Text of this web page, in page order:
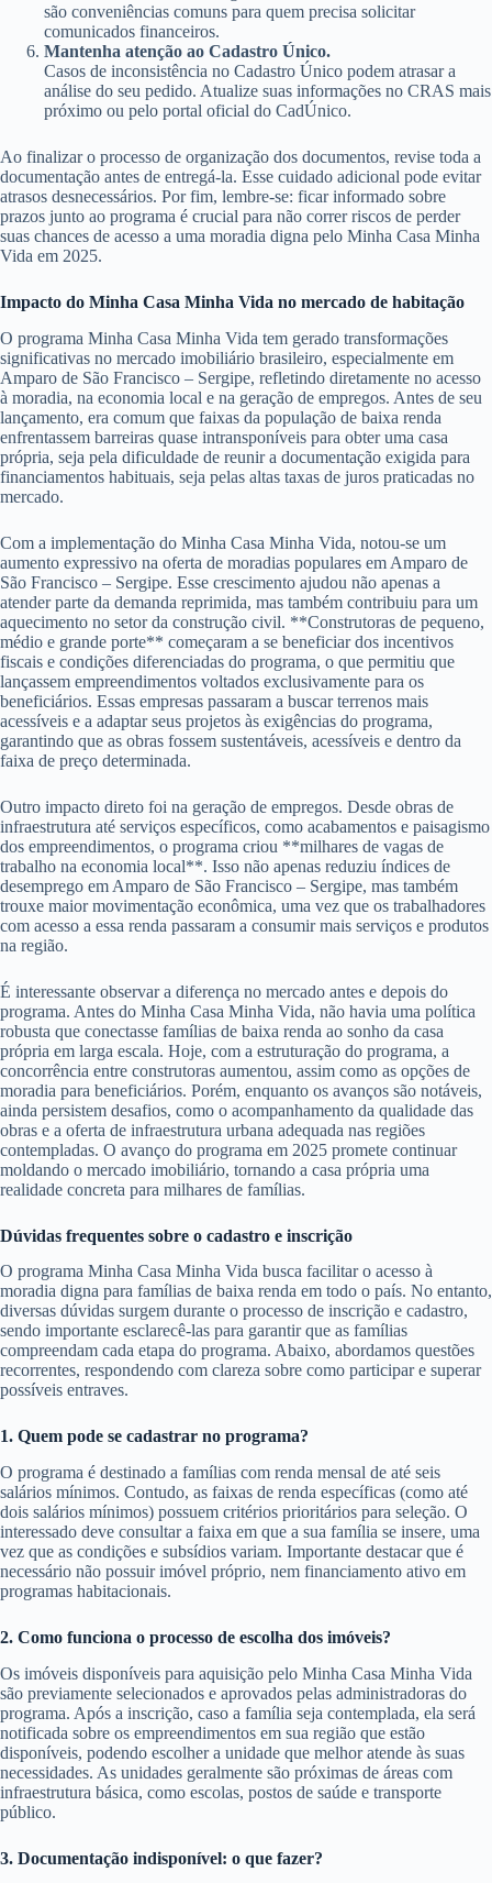
são conveniências comuns para quem precisa solicitar
comunicados financeiros.
Mantenha atenção ao Cadastro Único.
Casos de inconsistência no Cadastro Único podem atrasar a
análise do seu pedido. Atualize suas informações no CRAS mais
próximo ou pelo portal oficial do CadÚnico.
Ao finalizar o processo de organização dos documentos, revise toda a
documentação antes de entregá-la. Esse cuidado adicional pode evitar
atrasos desnecessários. Por fim, lembre-se: ficar informado sobre
prazos junto ao programa é crucial para não correr riscos de perder
suas chances de acesso a uma moradia digna pelo Minha Casa Minha
Vida em 2025.
Impacto do Minha Casa Minha Vida no mercado de habitação
O programa Minha Casa Minha Vida tem gerado transformações
significativas no mercado imobiliário brasileiro, especialmente em
Amparo de São Francisco – Sergipe, refletindo diretamente no acesso
à moradia, na economia local e na geração de empregos. Antes de seu
lançamento, era comum que faixas da população de baixa renda
enfrentassem barreiras quase intransponíveis para obter uma casa
própria, seja pela dificuldade de reunir a documentação exigida para
financiamentos habituais, seja pelas altas taxas de juros praticadas no
mercado.
Com a implementação do Minha Casa Minha Vida, notou-se um
aumento expressivo na oferta de moradias populares em Amparo de
São Francisco – Sergipe. Esse crescimento ajudou não apenas a
atender parte da demanda reprimida, mas também contribuiu para um
aquecimento no setor da construção civil. **Construtoras de pequeno,
médio e grande porte** começaram a se beneficiar dos incentivos
fiscais e condições diferenciadas do programa, o que permitiu que
lançassem empreendimentos voltados exclusivamente para os
beneficiários. Essas empresas passaram a buscar terrenos mais
acessíveis e a adaptar seus projetos às exigências do programa,
garantindo que as obras fossem sustentáveis, acessíveis e dentro da
faixa de preço determinada.
Outro impacto direto foi na geração de empregos. Desde obras de
infraestrutura até serviços específicos, como acabamentos e paisagismo
dos empreendimentos, o programa criou **milhares de vagas de
trabalho na economia local**. Isso não apenas reduziu índices de
desemprego em Amparo de São Francisco – Sergipe, mas também
trouxe maior movimentação econômica, uma vez que os trabalhadores
com acesso a essa renda passaram a consumir mais serviços e produtos
na região.
É interessante observar a diferença no mercado antes e depois do
programa. Antes do Minha Casa Minha Vida, não havia uma política
robusta que conectasse famílias de baixa renda ao sonho da casa
própria em larga escala. Hoje, com a estruturação do programa, a
concorrência entre construtoras aumentou, assim como as opções de
moradia para beneficiários. Porém, enquanto os avanços são notáveis,
ainda persistem desafios, como o acompanhamento da qualidade das
obras e a oferta de infraestrutura urbana adequada nas regiões
contempladas. O avanço do programa em 2025 promete continuar
moldando o mercado imobiliário, tornando a casa própria uma
realidade concreta para milhares de famílias.
Dúvidas frequentes sobre o cadastro e inscrição
O programa Minha Casa Minha Vida busca facilitar o acesso à
moradia digna para famílias de baixa renda em todo o país. No entanto,
diversas dúvidas surgem durante o processo de inscrição e cadastro,
sendo importante esclarecê-las para garantir que as famílias
compreendam cada etapa do programa. Abaixo, abordamos questões
recorrentes, respondendo com clareza sobre como participar e superar
possíveis entraves.
1. Quem pode se cadastrar no programa?
O programa é destinado a famílias com renda mensal de até seis
salários mínimos. Contudo, as faixas de renda específicas (como até
dois salários mínimos) possuem critérios prioritários para seleção. O
interessado deve consultar a faixa em que a sua família se insere, uma
vez que as condições e subsídios variam. Importante destacar que é
necessário não possuir imóvel próprio, nem financiamento ativo em
programas habitacionais.
2. Como funciona o processo de escolha dos imóveis?
Os imóveis disponíveis para aquisição pelo Minha Casa Minha Vida
são previamente selecionados e aprovados pelas administradoras do
programa. Após a inscrição, caso a família seja contemplada, ela será
notificada sobre os empreendimentos em sua região que estão
disponíveis, podendo escolher a unidade que melhor atende às suas
necessidades. As unidades geralmente são próximas de áreas com
infraestrutura básica, como escolas, postos de saúde e transporte
público.
3. Documentação indisponível: o que fazer?